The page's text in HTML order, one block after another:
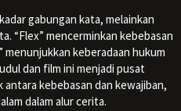
gabungan kata, melainkan
“Flex” mencerminkan kebebasan
keberadaan hukum
dan film ini menjadi pusat
kebebasan dan kewajiban,
dalam alur cerita.